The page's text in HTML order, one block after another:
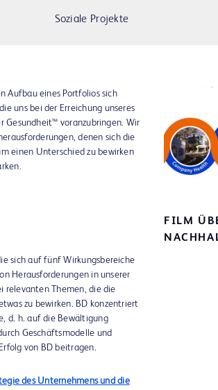
Soziale Projekte
Aufbau eines Portfolios sich
uns bei der Erreichung unseres
Gesundheit™ voranzubringen. Wir
denen sich die
einen Unterschied zu bewirken
sich auf fünf Wirkungsbereiche
Herausforderungen in unserer
relevanten Themen, die die
zu bewirken. BD konzentriert
d. h. auf die Bewältigung
Geschäftsmodelle und
von BD beitragen.
des Unternehmens und die
FILM